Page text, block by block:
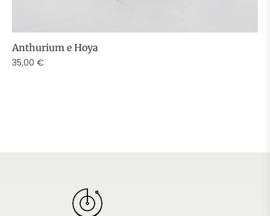
Anthurium e Hoya
35,00 €